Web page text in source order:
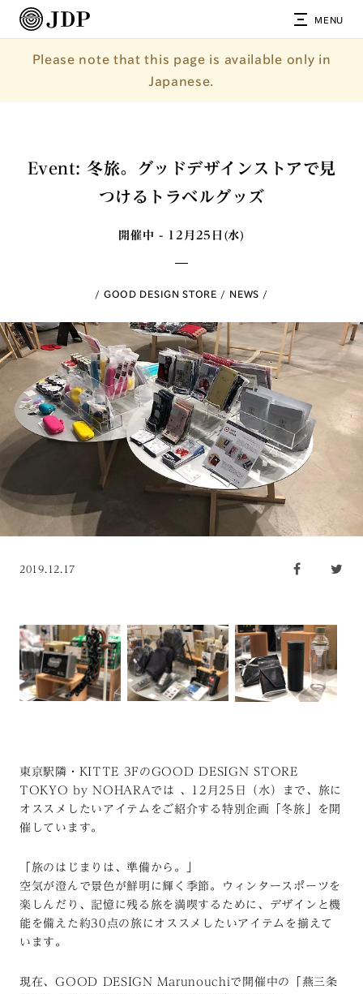
MENU
Please note that this page is available only in
Japanese.
Event: 冬旅。グッドデザインストアで見
つけるトラベルグッズ
開催中 - 12月25日(水)
GOOD DESIGN STORE NEWS
2019.12.17
東京駅隣・KITTE 3FのGOOD DESIGN STORE
TOKYO by NOHARAでは 、12月25日（水）まで、旅に
オススメしたいアイテムをご紹介する特別企画「冬旅」を開
催しています。
「旅のはじまりは、準備から。」
空気が澄んで景色が鮮明に輝く季節。ウィンタースポーツを
楽しんだり、記憶に残る旅を満喫するために、デザインと機
能を備えた約30点の旅にオススメしたいアイテムを揃えて
います。
現在、GOOD DESIGN Marunouchiで開催中の「燕三条